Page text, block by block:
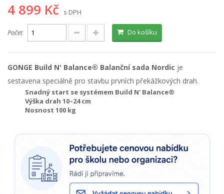
4 899 Kč s DPH
Počet Do košíku
GONGE Build N' Balance® Balanční sada Nordic je
sestavena speciálně pro stavbu prvních překážkových drah.
Snadný start se systémem Build N' Balance®
Výška drah 10–24 cm
Nosnost 100 kg